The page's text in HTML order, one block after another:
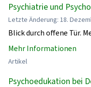
Psychiatrie und
Letzte Änderung: 18.
Blick durch offene Tür.
Mehr Informationen
Artikel
Psychoedukation bei